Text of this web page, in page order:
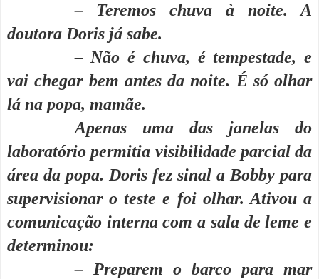
– Teremos chuva à noite. A
doutora Doris já sabe.
– Não é chuva, é tempestade, e
vai chegar bem antes da noite. É só olhar
lá na popa, mamãe.
Apenas uma das janelas do
laboratório permitia visibilidade parcial da
área da popa. Doris fez sinal a Bobby para
supervisionar o teste e foi olhar. Ativou a
comunicação interna com a sala de leme e
determinou:
– Preparem o barco para mar